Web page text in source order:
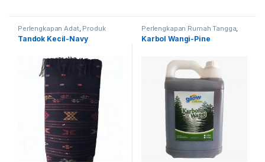
Perlengkapan Adat, Produk
Terbaru, Tandok
Tandok Kecil-Navy
Perlengkapan Rumah Tangga
Produk Terbaru
Karbol Wangi-Pine